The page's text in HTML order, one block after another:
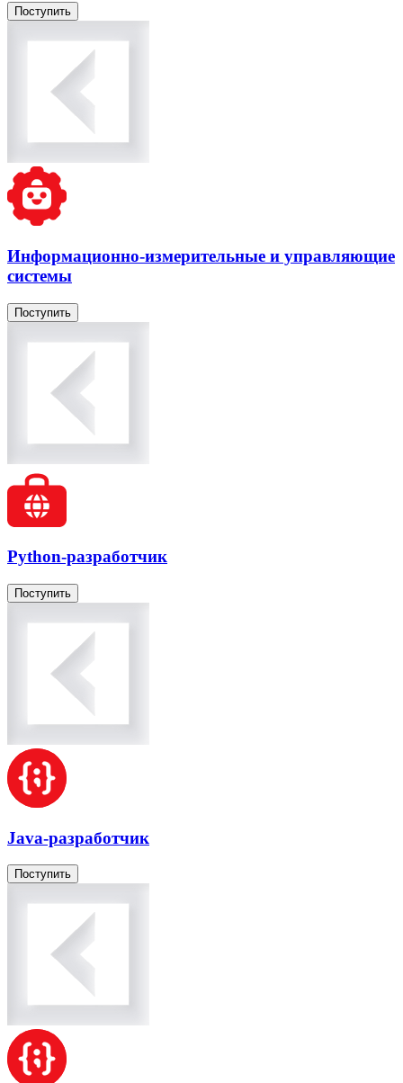
Поступить
Информационно-измерительные и управляющие
системы
Поступить
Python-разработчик
Поступить
Java-разработчик
Поступить